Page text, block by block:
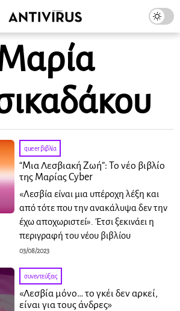
queer βιβλία
“Μια Λεσβιακή Ζωή”: Το νέο βιβλίο
της Μαρίας Cyber
«Λεσβία είναι μια υπέροχη λέξη και
από τότε που την ανακάλυψα δεν την
έχω αποχωριστεί». Έτσι ξεκινάει η
περιγραφή του νέου βιβλίου
03/08/2023
συνεντεύξεις
«Λεσβία μόνο… το γκέι δεν αρκεί,
είναι για τους άνδρες»